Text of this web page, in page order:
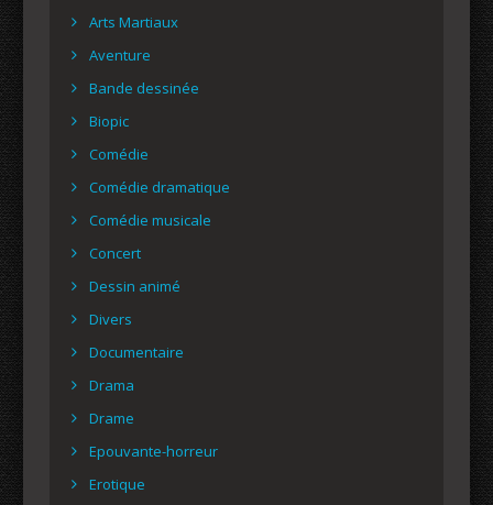
Arts Martiaux
Aventure
Bande dessinée
Biopic
Comédie
Comédie dramatique
Comédie musicale
Concert
Dessin animé
Divers
Documentaire
Drama
Drame
Epouvante-horreur
Erotique